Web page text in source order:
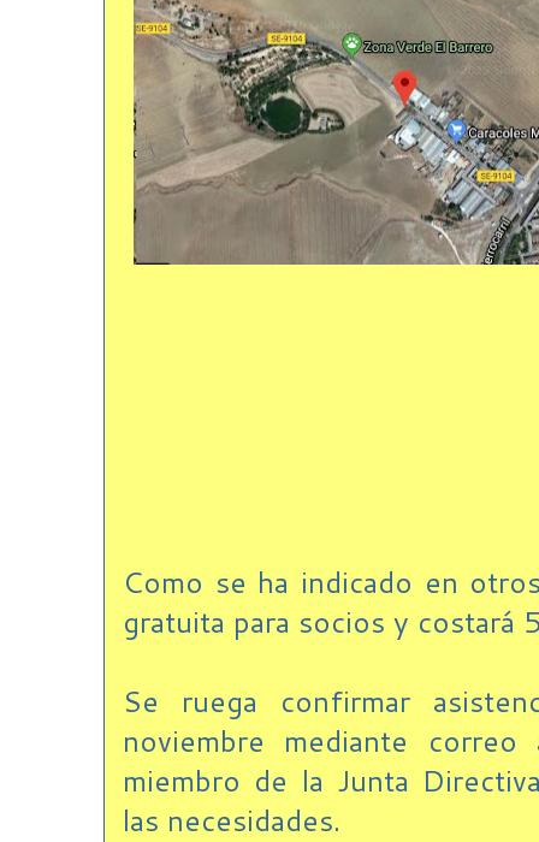
Como se ha indicado en
gratuita para socios y costará
Se ruega confirmar
noviembre mediante
miembro de la Junta
las necesidades.